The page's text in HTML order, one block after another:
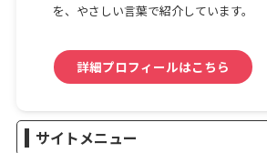
を、やさしい言葉で紹介しています。
詳細プロフィールはこちら
サイトメニュー